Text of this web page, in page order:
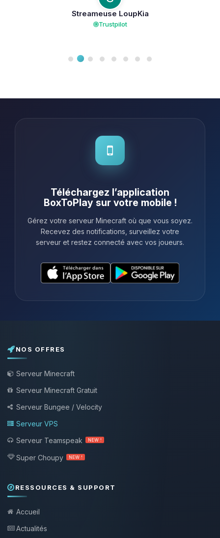
conseille vraiment si vous souhaitez
avoir des serveur de qualité pour vos
Streameuse LoupKia
Trustpilot
Téléchargez l’application
BoxToPlay sur votre mobile !
Gérez votre serveur Minecraft où que vous soyez.
Recevez des notifications, surveillez votre
serveur et restez connecté avec vos joueurs.
NOS OFFRES
Serveur Minecraft
Serveur Minecraft Gratuit
Serveur Bungee / Velocity
Serveur VPS
Serveur Teamspeak
NEW !
Super Choupy NEW !
RESSOURCES & SUPPORT
Accueil
Actualités